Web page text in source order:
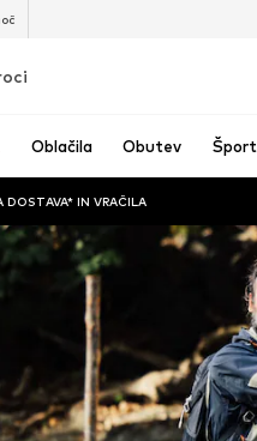
Oblačila Obutev Šport
DOSTAVA* IN VRAČILA